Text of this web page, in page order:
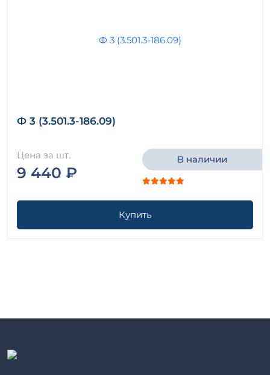
Ф 3 (3.501.3-186.09)
Цена за шт.
9 440 ₽
В наличии
Купить